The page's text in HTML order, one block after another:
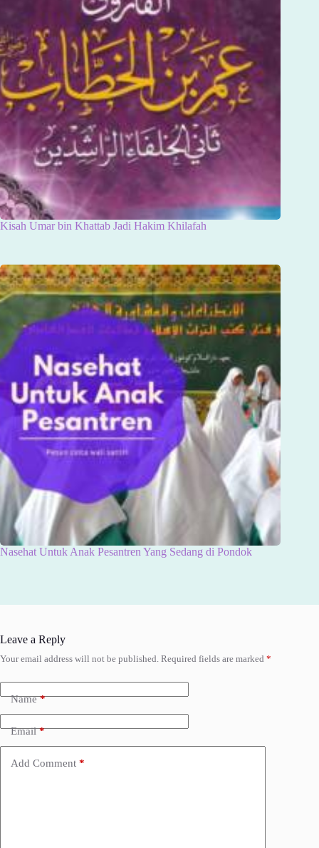
Kisah Umar bin Khattab Jadi Hakim Khilafah
Nasehat Untuk Anak Pesantren Yang Sedang di Pondok
Leave a Reply
Your email address will not be published. Required fields are marked *
Name*
Email*
Add Comment *